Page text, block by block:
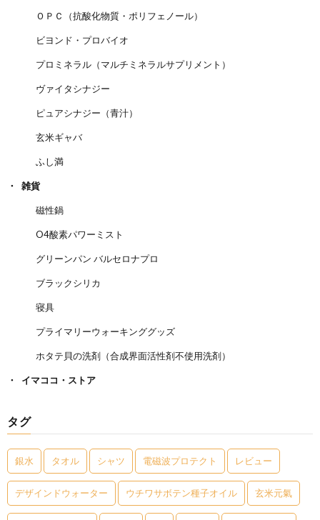
ＯＰＣ（抗酸化物質・ポリフェノール）
ビヨンド・プロバイオ
プロミネラル（マルチミネラルサプリメント）
ヴァイタシナジー
ピュアシナジー（青汁）
玄米ギャバ
ふし満
雑貨
磁性鍋
O4酸素パワーミスト
グリーンパン バルセロナプロ
ブラックシリカ
寝具
プライマリーウォーキンググッズ
ホタテ貝の洗剤（合成界面活性剤不使用洗剤）
イマココ・ストア
タグ
銀水 タオル シャツ 電磁波プロテクト レビュー
デザインドウォーター ウチワサボテン種子オイル 玄米元氣